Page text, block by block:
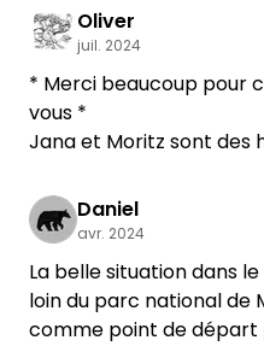
Oliver
juil. 2024
* Merci beaucoup pour
vous *
Jana et Moritz sont des
et nous recommandons
avec Grim
Daniel
avr. 2024
La belle situation dans
loin du parc national de
comme point de départ